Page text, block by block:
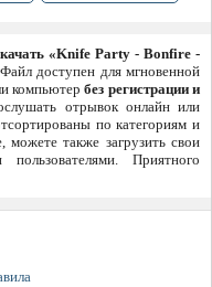
«Knife Party - Bonfire -
доступен для мгновенной
компьютербез регистрации и
отрывок онлайн или
по категориям и
можете также загрузить свои
Приятного